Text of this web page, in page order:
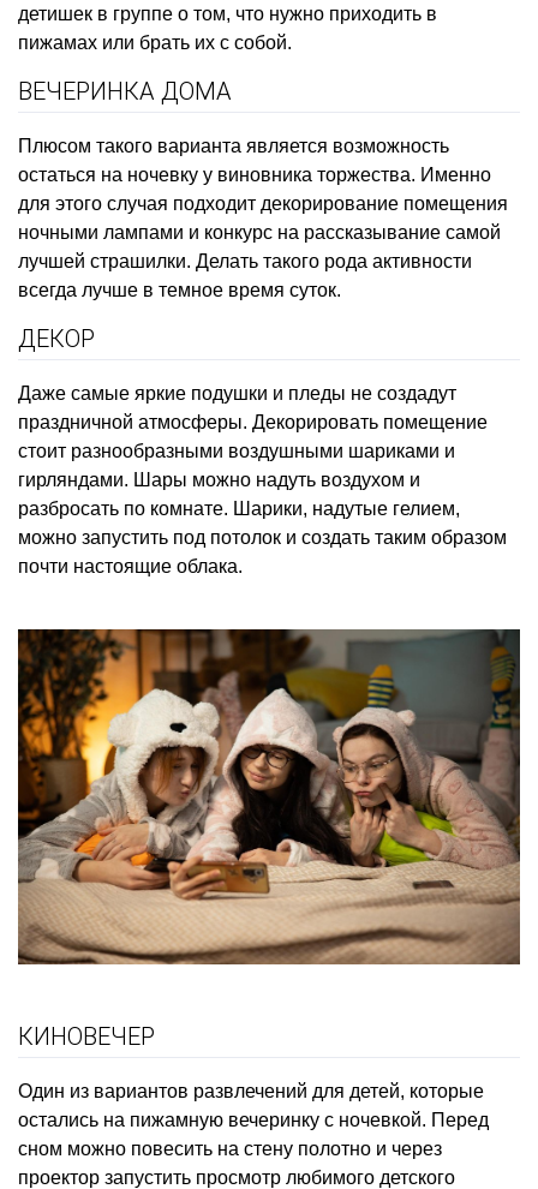
детишек в группе о том, что нужно приходить в
пижамах или брать их с собой.
ВЕЧЕРИНКА ДОМА
Плюсом такого варианта является возможность
остаться на ночевку у виновника торжества. Именно
для этого случая подходит декорирование помещения
ночными лампами и конкурс на рассказывание самой
лучшей страшилки. Делать такого рода активности
всегда лучше в темное время суток.
ДЕКОР
Даже самые яркие подушки и пледы не создадут
праздничной атмосферы. Декорировать помещение
стоит разнообразными воздушными шариками и
гирляндами. Шары можно надуть воздухом и
разбросать по комнате. Шарики, надутые гелием,
можно запустить под потолок и создать таким образом
почти настоящие облака.
КИНОВЕЧЕР
Один из вариантов развлечений для детей, которые
остались на пижамную вечеринку с ночевкой. Перед
сном можно повесить на стену полотно и через
проектор запустить просмотр любимого детского